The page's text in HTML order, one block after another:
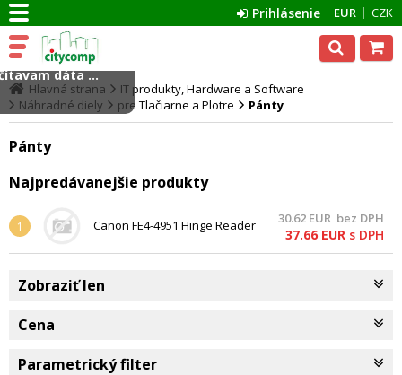
EUR CZK
Prihlásenie
Hlavná strana
IT produkty, Hardware a Software
Náhradné diely
pre Tlačiarne a Plotre Pánty
Pánty
Najpredávanejšie produkty
1 Canon FE4-4951 Hinge Reader 30.62 EUR bez DPH
37.66 EUR s DPH
Zobraziť len
Cena
Parametrický filter
dáta ...